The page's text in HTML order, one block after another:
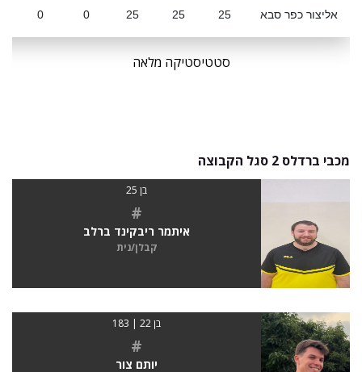
אליצור כפר סבא 25
25
25
0
0
סטטיסטיקה מלאה
מכבי ברדלס 2 סגל הקבוצה
בן 25
#
איתמר ריבקינד ברלב
קבלן/נית
בן 22 | 183
#
יותם צור